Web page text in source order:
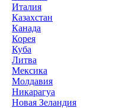
Италия
Казахстан
Канада
Корея
Куба
Литва
Мексика
Молдавия
Никарагуа
Новая Зеландия